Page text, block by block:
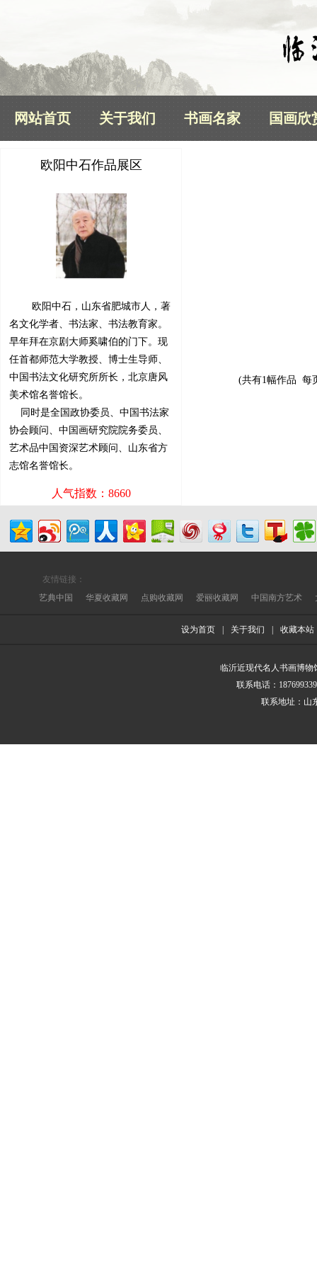
网站首页 关于我们 书画名家 国画欣
欧阳中石作品展区
欧阳中石，山东省肥城市人，著
名文化学者、书法家、书法教育家。
早年拜在京剧大师奚啸伯的门下。现
任首都师范大学教授、博士生导师、
中国书法文化研究所所长，北京唐风
美术馆名誉馆长。
同时是全国政协委员、中国书法家
协会顾问、中国画研究院院务委员、
艺术品中国资深艺术顾问、山东省方
志馆名誉馆长。
人气指数：8660
(共有1幅作品 每
友情链接：
艺典中国
华夏收藏网 点购收藏网 爱丽收藏网 中国南方艺术
设为首页 关于我们 收藏本站
临沂近现代名人书画博物
联系电话：
联系地址：山